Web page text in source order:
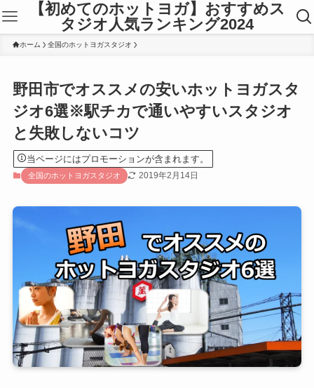
【初めてのホットヨガ】おすすめス
タジオ人気ランキング2024
ホーム 全国のホットヨガスタジオ
野田市でオススメの安いホットヨガスタ
ジオ6選※駅チカで通いやすいスタジオ
と失敗しないコツ
当ページにはプロモーションが含まれます。
全国のホットヨガスタジオ 2019年2月14日